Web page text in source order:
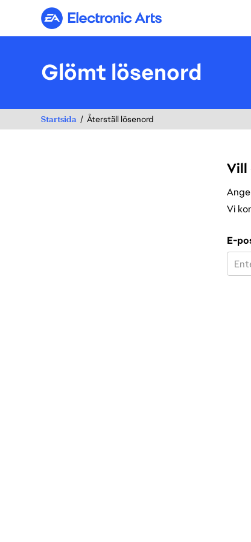
Electronic Arts
Glömt lösenord
Startsida Återställ lösenord
Vill
Vi
E-